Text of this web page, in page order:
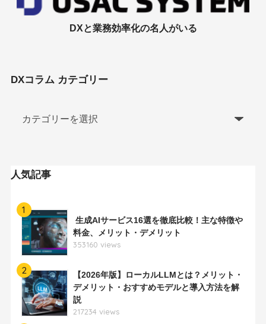
DXと業務効率化の名人がいる
DXコラム カテゴリー
人気記事
1
生成AIサービス16選を徹底比較！主な特徴や
料金、メリット・デメリット
353160 views
2
【2026年版】ローカルLLMとは？メリット・
デメリット・おすすめモデルと導入方法を解
説
217234 views